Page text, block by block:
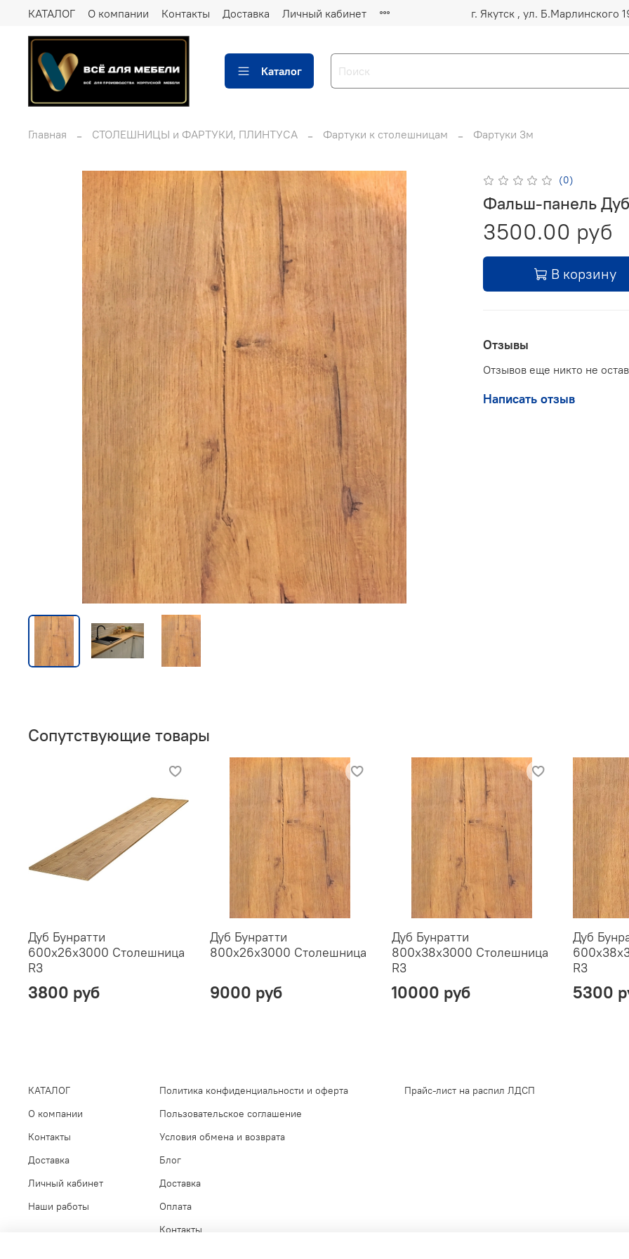
КАТАЛОГ О компании Контакты Доставка Личный кабинет
Каталог
Главная СТОЛЕШНИЦЫ и ФАРТУКИ, ПЛИНТУСА Фартуки к столешницам Фартуки 3м
(0)
Фальш-панель
3500.00 руб
В корзину
Отзывы
Отзывов еще никто не
Написать отзыв
Сопутствующие товары
Дуб Бунратти
600х26х3000 Столешница
R3
3800 руб
Дуб Бунратти
800х26х3000 Столешница
9000 руб
Дуб Бунратти
800х38х3000 Столешница
R3
10000 руб
Дуб
R3
5300
КАТАЛОГ
О компании
Контакты
Доставка
Личный кабинет
Наши работы
Политика конфиденциальности и оферта
Пользовательское соглашение
Условия обмена и возврата
Блог
Доставка
Оплата
Контакты
Прайс-лист на распил ЛДСП